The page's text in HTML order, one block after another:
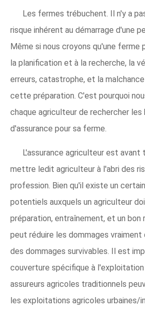
Les fermes trébuchent. Il n'y a
risque inhérent au démarrage d'une
Même si nous croyons qu'une ferme
la planification et à la recherche, la
erreurs, catastrophe, et la
cette préparation. C'est pourquoi
chaque agriculteur de rechercher les
d'assurance pour sa ferme.
L'assurance agriculteur est
mettre ledit agriculteur à l'abri des
profession. Bien qu'il existe un
potentiels auxquels un agriculteur
préparation, entraînement, et un bon
peut réduire les dommages
des dommages survivables. Il est
couverture spécifique à
assureurs agricoles traditionnels
les exploitations agricoles urbaines/